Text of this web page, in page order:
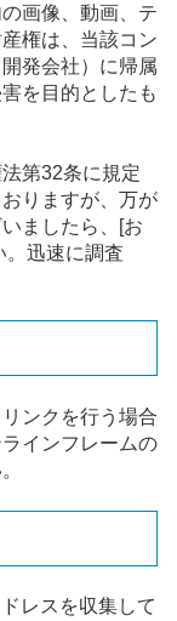
画像、動画、テ
権は、当該コン
発会社）に帰属
を目的としたも
第32条に規定
りますが、万が
ましたら、[お
。迅速に調査
ンクを行う場合
インフレームの
レスを収集して